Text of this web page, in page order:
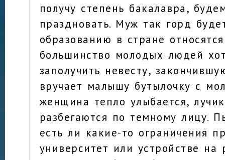
получу степень бакалавра,
праздновать. Муж так горд
образованию в стране
большинство молодых людей
заполучить невесту,
вручает малышу бутылочку с
женщина тепло улыбается,
разбегаются по темному лицу.
есть ли какие-то ограничения
университет или устройстве на